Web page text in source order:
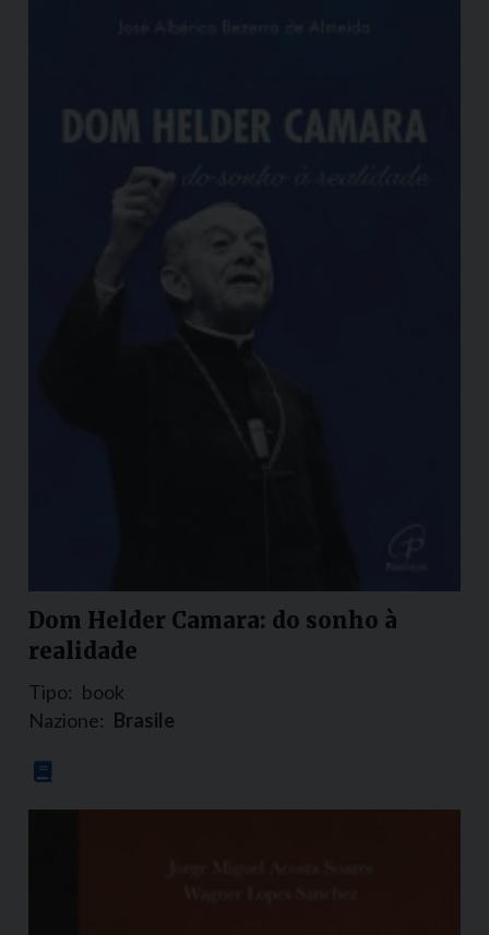
Dom Helder Camara: do sonho à
realidade
Tipo: book
Nazione: Brasile